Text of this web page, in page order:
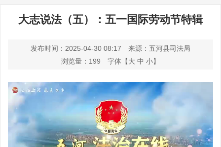
大志说法（五）：五一国际劳动节特辑
发布时间：2025-04-30 08:17
来源：五河县司法局
浏览量： 199 字体【大 中 小】